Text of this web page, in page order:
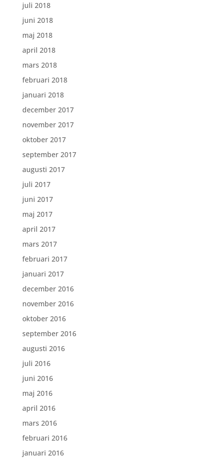
juli 2018
juni 2018
maj 2018
april 2018
mars 2018
februari 2018
januari 2018
december 2017
november 2017
oktober 2017
september 2017
augusti 2017
juli 2017
juni 2017
maj 2017
april 2017
mars 2017
februari 2017
januari 2017
december 2016
november 2016
oktober 2016
september 2016
augusti 2016
juli 2016
juni 2016
maj 2016
april 2016
mars 2016
februari 2016
januari 2016